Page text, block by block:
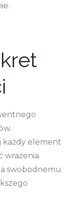
każdy element
wrażenia
swobodnemu